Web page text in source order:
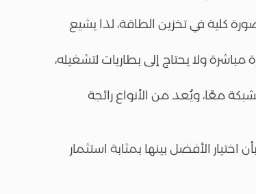
كلية في تخزين الطاقة، لذا يشيع
ولا يحتاج إلى بطاريات لتشغيله،
معًا، ويُعد من الأنواع رائجة
الأفضل بينها بمثابة استثمار